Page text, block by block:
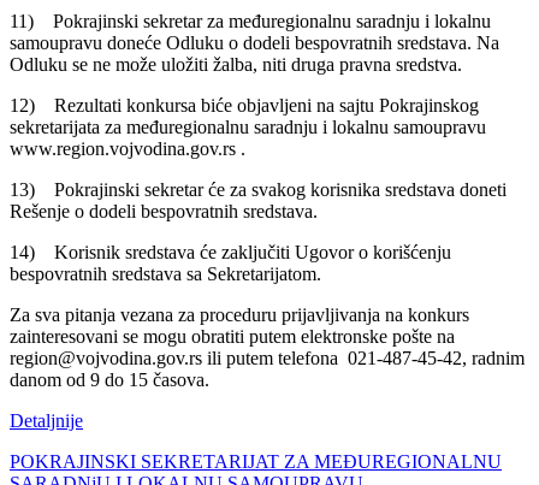
11) Pokrajinski sekretar za međuregionalnu saradnju i lokalnu
samoupravu doneće Odluku o dodeli bespovratnih sredstava. Na
Odluku se ne može uložiti žalba, niti druga pravna sredstva.
12) Rezultati konkursa biće objavljeni na sajtu Pokrajinskog
sekretarijata za međuregionalnu saradnju i lokalnu samoupravu
www.region.vojvodina.gov.rs .
13) Pokrajinski sekretar će za svakog korisnika sredstava doneti
Rešenje o dodeli bespovratnih sredstava.
14) Korisnik sredstava će zaključiti Ugovor o korišćenju
bespovratnih sredstava sa Sekretarijatom.
Za sva pitanja vezana za proceduru prijavljivanja na konkurs
zainteresovani se mogu obratiti putem elektronske pošte na
region@vojvodina.gov.rs ili putem telefona 021-487-45-42, radnim
danom od 9 do 15 časova.
Detaljnije
POKRAJINSKI SEKRETARIJAT ZA MEĐUREGIONALNU